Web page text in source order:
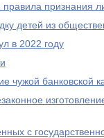
признания
детей из
в 2022 году
чужой банковской
с